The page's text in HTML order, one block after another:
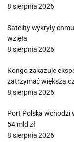
8 sierpnia 2026
Satelity wykryły
wzięła
8 sierpnia 2026
Kongo zakazuje
zatrzymać większą
8 sierpnia 2026
Port Polska wchodzi
54 mld zł
8 sierpnia 2026